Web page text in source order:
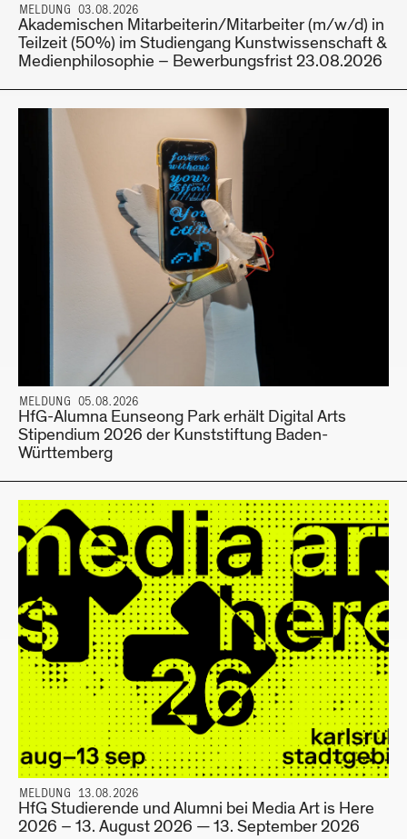
MELDUNG 03.08.2026
Akademischen Mitarbeiterin/Mitarbeiter (m/w/d) in
Teilzeit (50%) im Studiengang Kunstwissenschaft &
Medienphilosophie – Bewerbungsfrist 23.08.2026
MELDUNG 05.08.2026
HfG-Alumna Eunseong Park erhält Digital Arts
Stipendium 2026 der Kunststiftung Baden-
Württemberg
MELDUNG 13.08.2026
HfG Studierende und Alumni bei Media Art is Here
2026 – 13. August 2026 — 13. September 2026